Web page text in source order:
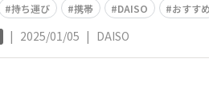
持ち運び 携帯 DAISO おすすめ
| 2025/01/05 | DAISO